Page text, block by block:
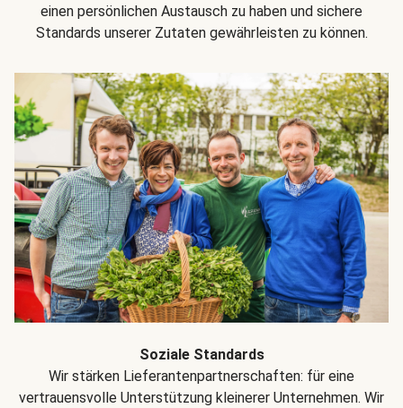
einen persönlichen Austausch zu haben und sichere
Standards unserer Zutaten gewährleisten zu können.
Soziale Standards
Wir stärken Lieferantenpartnerschaften: für eine
vertrauensvolle Unterstützung kleinerer Unternehmen. Wir